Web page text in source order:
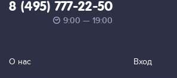
8 (495) 777-22-50
9:00 — 19:00
О нас Вход